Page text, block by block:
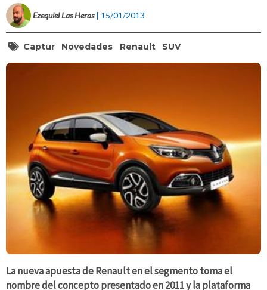
Ezequiel Las Heras | 15/01/2013
Captur Novedades Renault SUV
La nueva apuesta de Renault en el segmento toma el
nombre del concepto presentado en 2011y la plataforma